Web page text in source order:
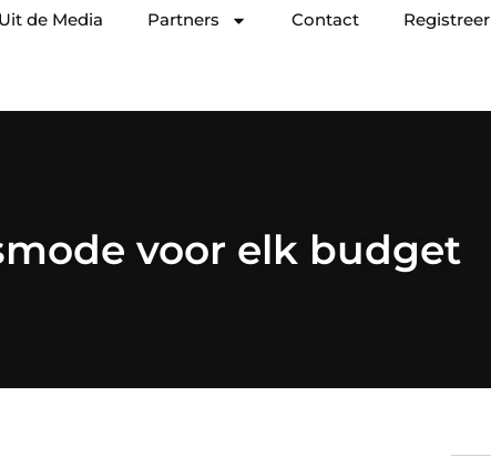
Uit de Media Partners Contact Registreer
voor elk budget